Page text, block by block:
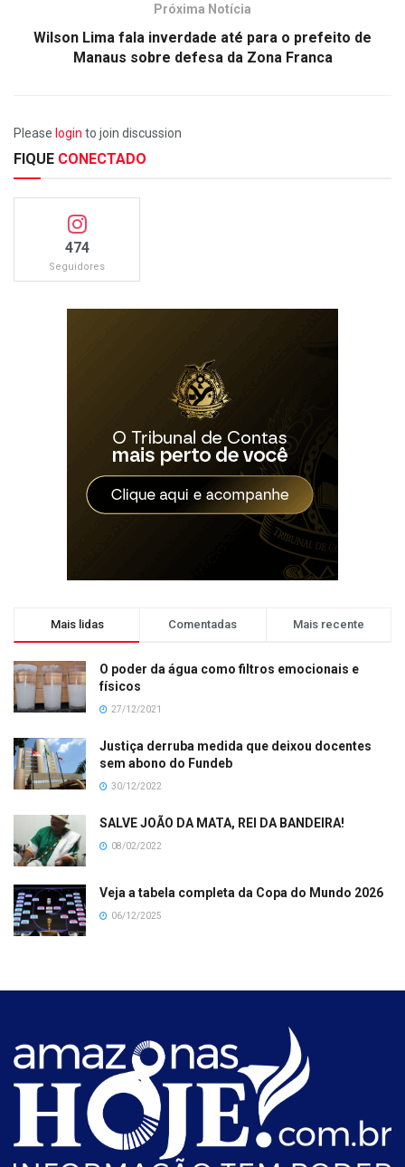
Próxima Notícia
Wilson Lima fala inverdade até para o prefeito de
Manaus sobre defesa da Zona Franca
Please login to join discussion
FIQUE CONECTADO
474
Seguidores
Mais lidas Comentadas Mais recente
O poder da água como filtros emocionais e
físicos
27/12/2021
Justiça derruba medida que deixou docentes
sem abono do Fundeb
30/12/2022
SALVE JOÃO DA MATA, REI DA BANDEIRA!
08/02/2022
Veja a tabela completa da Copa do Mundo 2026
06/12/2025